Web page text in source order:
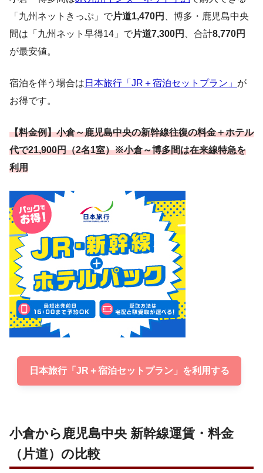
「九州ネットきっぷ」で片道1,470円
、博多・鹿児島中央
間は「九州ネット早得14」で片道7,300円 、合計8,770円
が最安値。
宿泊を伴う場合は 日本旅行「JR＋宿泊セットプラン」 が
お得です。
【料金例】小倉～鹿児島中央の新幹線往復の料金＋ホテル
代で21,900円（2名1室）※小倉～博多間は在来線特急を
利用
日本旅行「JR＋宿泊セットプラン」を利用する
小倉から鹿児島中央 新幹線運賃・料金
（片道）の比較